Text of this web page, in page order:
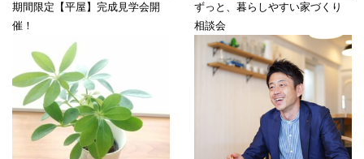
期間限定【平屋】完成見学会開
催！
ずっと、暮らしやすい家づくり
相談会